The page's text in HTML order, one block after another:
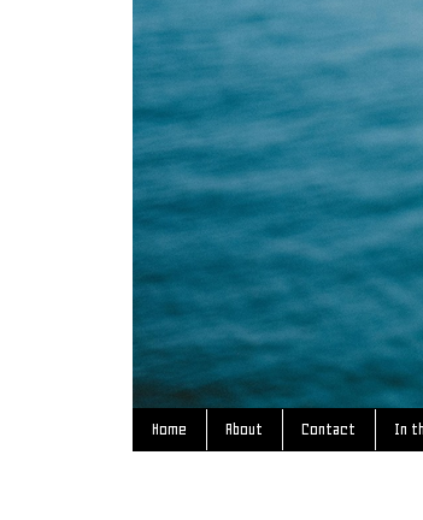
Home About Contact In